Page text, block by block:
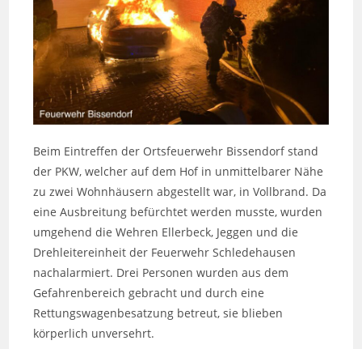
Beim Eintreffen der Ortsfeuerwehr Bissendorf stand
der PKW, welcher auf dem Hof in unmittelbarer Nähe
zu zwei Wohnhäusern abgestellt war, in Vollbrand. Da
eine Ausbreitung befürchtet werden musste, wurden
umgehend die Wehren Ellerbeck, Jeggen und die
Drehleitereinheit der Feuerwehr Schledehausen
nachalarmiert. Drei Personen wurden aus dem
Gefahrenbereich gebracht und durch eine
Rettungswagenbesatzung betreut, sie blieben
körperlich unversehrt.